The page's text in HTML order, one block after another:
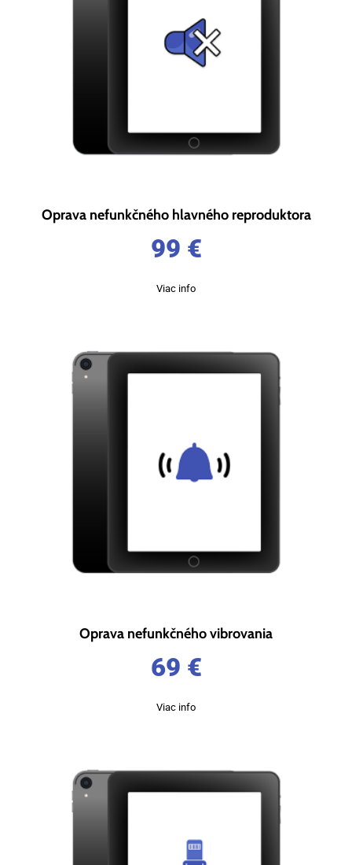
Oprava nefunkčného hlavného reproduktora
99 €
Viac info
Oprava nefunkčného vibrovania
69 €
Viac info